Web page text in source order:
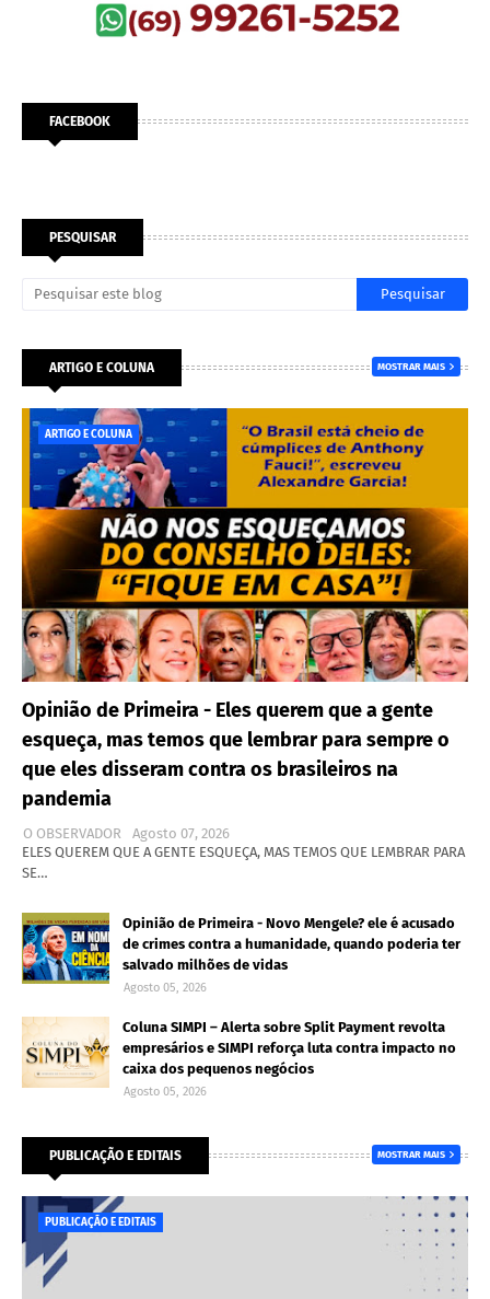
FACEBOOK
PESQUISAR
ARTIGO E COLUNA MOSTRAR MAIS
ARTIGO E COLUNA
Opinião de Primeira - Eles querem que a gente
esqueça, mas temos que lembrar para sempre o
que eles disseram contra os brasileiros na
pandemia
O OBSERVADOR
Agosto 07, 2026
ELES QUEREM QUE A GENTE ESQUEÇA, MAS TEMOS QUE LEMBRAR PARA
SE…
Opinião de Primeira - Novo Mengele? ele é acusado
de crimes contra a humanidade, quando poderia ter
salvado milhões de vidas
Agosto 05, 2026
Coluna SIMPI – Alerta sobre Split Payment revolta
empresários e SIMPI reforça luta contra impacto no
caixa dos pequenos negócios
Agosto 05, 2026
PUBLICAÇÃO E EDITAIS MOSTRAR MAIS
PUBLICAÇÃO E EDITAIS